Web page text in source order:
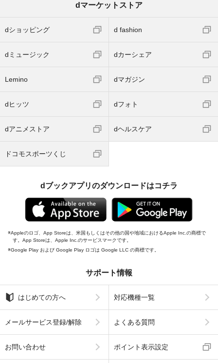
dマーケットストア
dショッピング d fashion
dミュージック dカーシェア
Lemino dマガジン
dヒッツ dフォト
dアニメストア dヘルスケア
ドコモスポーツくじ
dブックアプリのダウンロードはコチラ
Appleのロゴ、App Storeは、米国もしくはその他の国や地域におけるApple Inc.の商標で
す。App Storeは、Apple Inc.のサービスマークです。
Google Play および Google Play ロゴは Google LLC の商標です。
サポート情報
はじめての方へ 対応機種一覧
メールサービス登録/解除 よくある質問
お問い合わせ ポイント表示設定